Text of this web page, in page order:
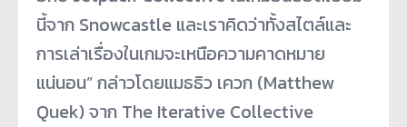
นี้จาก Snowcastle และเราคิดว่าทั้งสไตล์และ
การเล่าเรื่องในเกมจะเหนือความคาดหมาย
แน่นอน” กล่าวโดยแมธธิว เควก (Matthew
Quek) จาก The Iterative Collective